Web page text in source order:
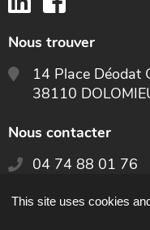
Nous trouver
14 Place Déodat
38110
Nous contacter
04 74 88 01 76
CONTACTEZ-
This site uses cookies